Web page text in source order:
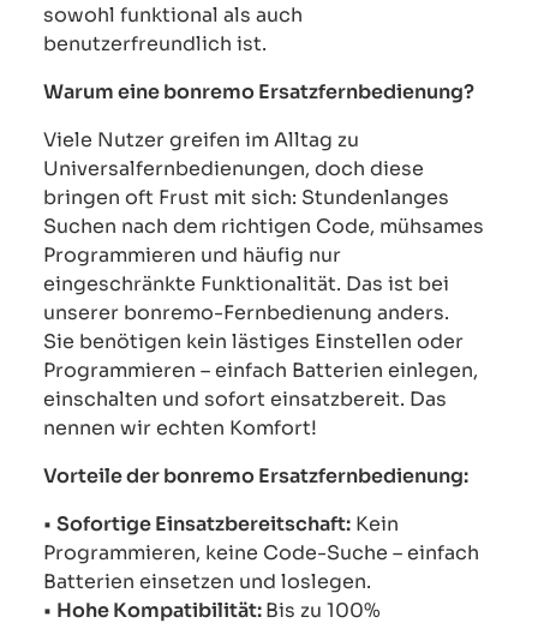
sowohl funktional als auch
benutzerfreundlich ist.
Warum eine bonremo Ersatzfernbedienung?
Viele Nutzer greifen im Alltag zu
Universalfernbedienungen, doch diese
bringen oft Frust mit sich: Stundenlanges
Suchen nach dem richtigen Code, mühsames
Programmieren und häufig nur
eingeschränkte Funktionalität. Das ist bei
unserer bonremo-Fernbedienung anders.
Sie benötigen kein lästiges Einstellen oder
Programmieren – einfach Batterien einlegen,
einschalten und sofort einsatzbereit. Das
nennen wir echten Komfort!
Vorteile der bonremo Ersatzfernbedienung:
• Sofortige Einsatzbereitschaft: Kein
Programmieren, keine Code-Suche – einfach
Batterien einsetzen und loslegen.
• Hohe Kompatibilität:Bis zu 100%